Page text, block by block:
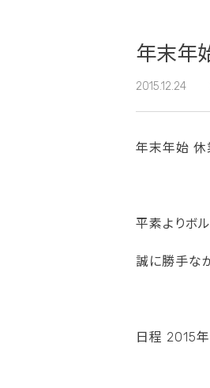
年末年
2015.12.24
年末年始 休
平素よりボ
誠に勝手な
日程 2015